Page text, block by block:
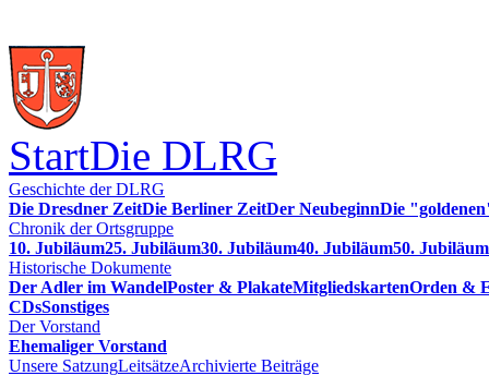
StartDie DLRG
Geschichte der DLRG
Die Dresdner ZeitDie Berliner ZeitDer NeubeginnDie
Chronik der Ortsgruppe
10. Jubiläum25. Jubiläum30. Jubiläum40. Jubiläum50. Jubiläum
Historische Dokumente
Der Adler im WandelPoster & PlakateMitgliedskartenOrden &
CDsSonstiges
Der Vorstand
Ehemaliger Vorstand
Unsere SatzungLeitsätzeArchivierte Beiträge